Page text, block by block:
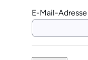
E-Mail-Adresse